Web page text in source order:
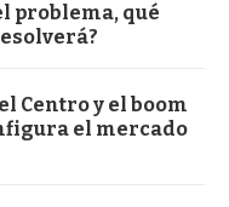
problema, qué
Centro y el boom
el mercado